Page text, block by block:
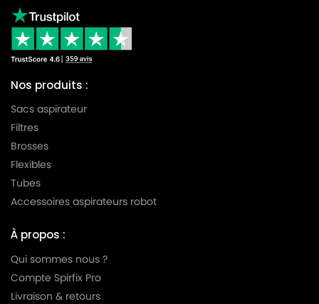
Nos produits :
Sacs aspirateur
Filtres
Brosses
Flexibles
Tubes
Accessoires aspirateurs robot
À propos :
Qui sommes nous ?
Compte Spirfix Pro
Livraison & retours